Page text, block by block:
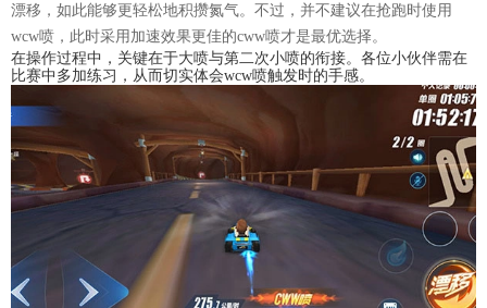
漂移，如此能够更轻松地积攒氮气。不过，并不建议在抢跑时使用
wcw喷，此时采用加速效果更佳的cww喷才是最优选择。
在操作过程中，关键在于大喷与第二次小喷的衔接。各位小伙伴需在
比赛中多加练习，从而切实体会wcw喷触发时的手感。